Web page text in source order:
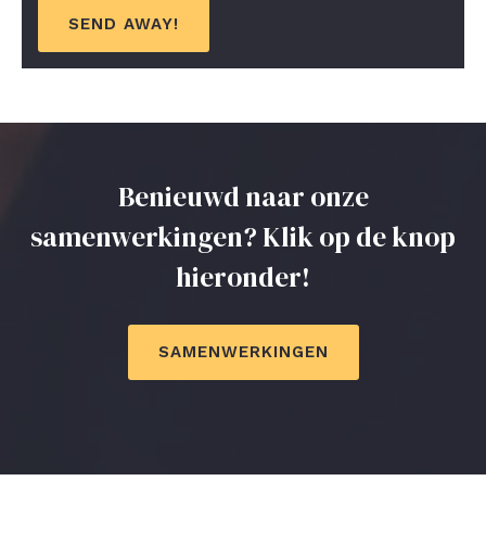
SEND AWAY!
Benieuwd naar onze
samenwerkingen? Klik op de knop
hieronder!
SAMENWERKINGEN